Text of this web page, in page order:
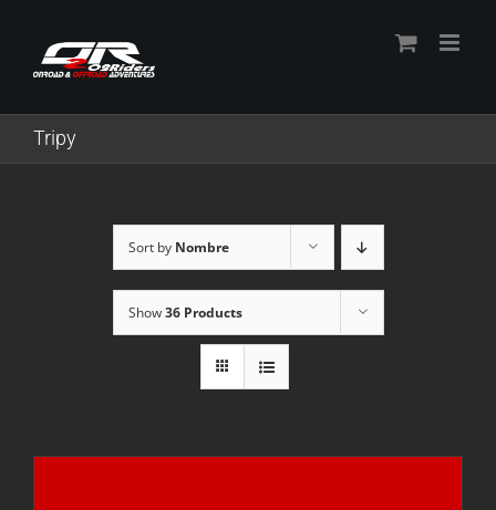
content
Tripy
Sort by Nombre
Show36 Products